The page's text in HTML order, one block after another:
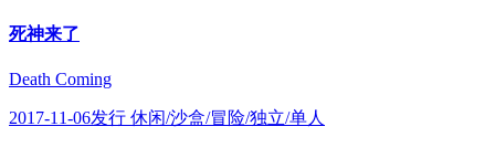
死神来了
Death Coming
2017-11-06发行 休闲/沙盒/冒险/独立/单人